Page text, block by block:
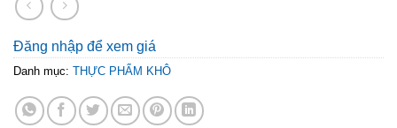
Đăng nhập để xem giá
Danh mục: THỰC PHẨM KHÔ